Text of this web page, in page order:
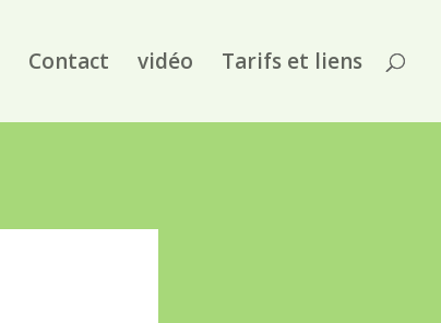
Contact vidéo Tarifs et liens